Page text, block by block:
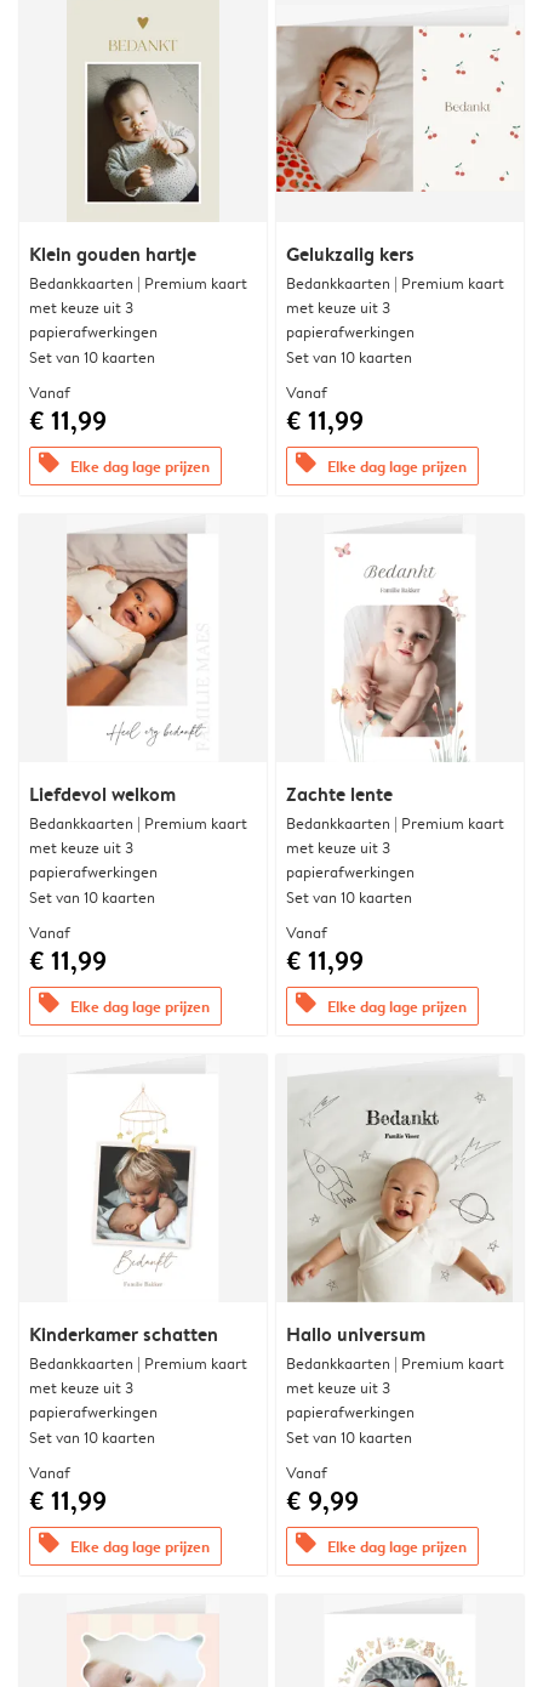
Klein gouden hartje
Bedankkaarten | Premium kaart
met keuze uit 3
papierafwerkingen
Set van 10 kaarten
Vanaf
€ 11,99
offers Elke dag lage prijzen
Gelukzalig kers
Bedankkaarten | Premium kaart
met keuze uit 3
papierafwerkingen
Set van 10 kaarten
Vanaf
€ 11,99
offers Elke dag lage prijzen
Liefdevol welkom
Bedankkaarten | Premium kaart
met keuze uit 3
papierafwerkingen
Set van 10 kaarten
Vanaf
€ 11,99
offers Elke dag lage prijzen
Zachte lente
Bedankkaarten | Premium kaart
met keuze uit 3
papierafwerkingen
Set van 10 kaarten
Vanaf
€ 11,99
offers Elke dag lage prijzen
Kinderkamer schatten
Bedankkaarten | Premium kaart
met keuze uit 3
papierafwerkingen
Set van 10 kaarten
Vanaf
€ 11,99
offers Elke dag lage prijzen
Hallo universum
Bedankkaarten | Premium kaart
met keuze uit 3
papierafwerkingen
Set van 10 kaarten
Vanaf
€ 9,99
offers Elke dag lage prijzen